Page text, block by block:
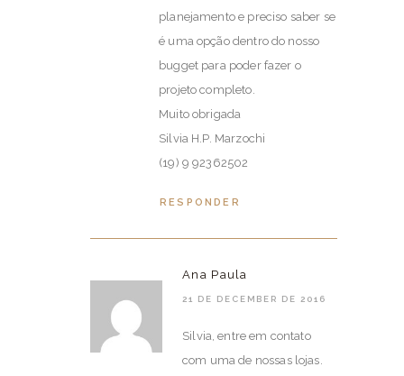
planejamento e preciso saber se
é uma opção dentro do nosso
bugget para poder fazer o
projeto completo.
Muito obrigada
Silvia H.P. Marzochi
(19) 9 92362502
RESPONDER
Ana Paula
21 DE DECEMBER DE 2016
Silvia, entre em contato
com uma de nossas lojas.